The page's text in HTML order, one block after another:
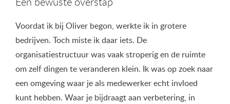
Voordat ik bij Oliver begon, werkte ik in grotere
bedrijven. Toch miste ik daar iets. De
organisatiestructuur was vaak stroperig en de ruimte
om zelf dingen te veranderen klein. Ik was op zoek naar
een omgeving waar je als medewerker echt invloed
kunt hebben. Waar je bijdraagt aan verbetering, in